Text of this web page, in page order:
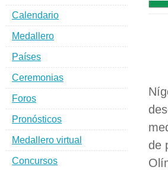
de
Calendario
Medallero
Países
Ceremonias
Foros
Pronósticos
Medallero virtual
Concursos